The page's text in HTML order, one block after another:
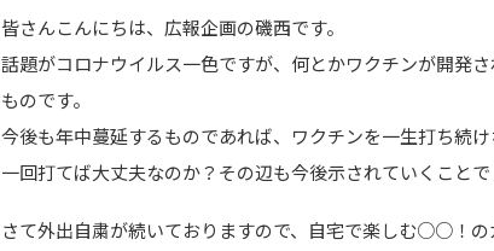
皆さんこんにちは、広報企画の磯西です。
話題がコロナウイルス一色ですが、何とかワクチンが開発
ものです。
今後も年中蔓延するものであれば、ワクチンを一生打ち続
一回打てば大丈夫なのか？その辺も今後示されていくことで
さて外出自粛が続いておりますので、自宅で楽しむ○○！の